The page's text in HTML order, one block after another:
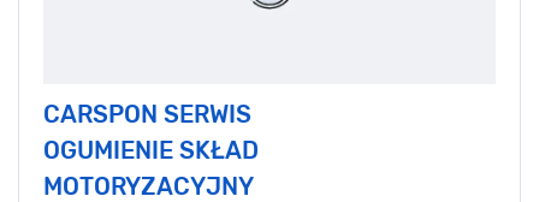
CARSPON SERWIS
OGUMIENIE SKŁAD
MOTORYZACYJNY